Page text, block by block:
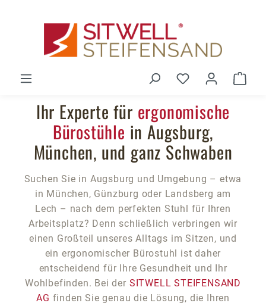
Du hast 0
Ihr Experte für ergonomische
Bürostühle in Augsburg,
München, und ganz Schwaben
Suchen Sie in Augsburg und Umgebung – etwa
in München, Günzburg oder Landsberg am
Lech – nach dem perfekten Stuhl für Ihren
Arbeitsplatz? Denn schließlich verbringen wir
einen Großteil unseres Alltags im Sitzen, und
ein ergonomischer Bürostuhl ist daher
entscheidend für Ihre Gesundheit und Ihr
Wohlbefinden. Bei der SITWELL STEIFENSAND
AG finden Sie genau die Lösung, die Ihren